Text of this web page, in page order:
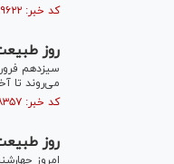
کد خبر: ۴۸۸۹۶۲۲ تاریخ انتشار : ۱۴۰۵/۰۱/۱۲
روز
سیزدهم
می‌روند تا
کد خبر: ۴۸۲۸۳۵۷ تاریخ انتشار : ۱۴۰۴/۰۱/۱۳
روز